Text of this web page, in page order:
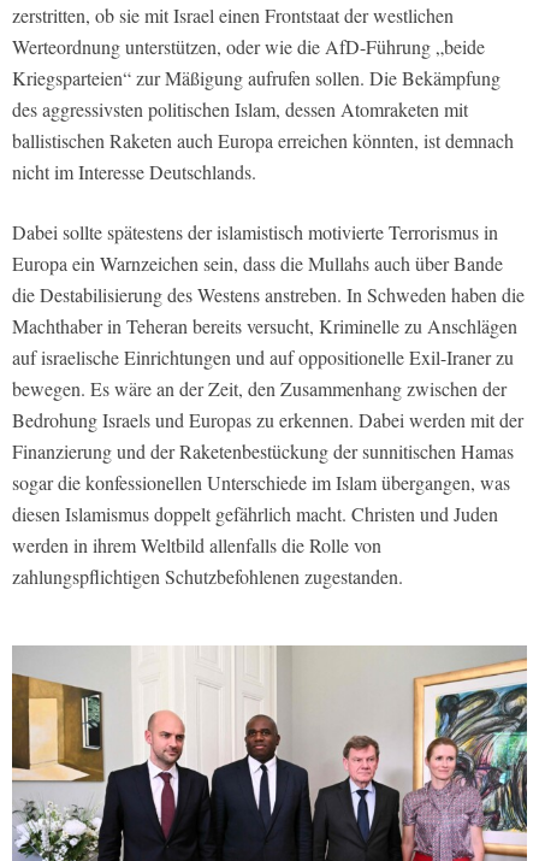
zerstritten, ob sie mit Israel einen Frontstaat der westlichen
Werteordnung unterstützen, oder wie die AfD-Führung „beide
Kriegsparteien“ zur Mäßigung aufrufen sollen. Die Bekämpfung
des aggressivsten politischen Islam, dessen Atomraketen mit
ballistischen Raketen auch Europa erreichen könnten, ist demnach
nicht im Interesse Deutschlands.
Dabei sollte spätestens der islamistisch motivierte Terrorismus in
Europa ein Warnzeichen sein, dass die Mullahs auch über Bande
die Destabilisierung des Westens anstreben. In Schweden haben die
Machthaber in Teheran bereits versucht, Kriminelle zu Anschlägen
auf israelische Einrichtungen und auf oppositionelle Exil-Iraner zu
bewegen. Es wäre an der Zeit, den Zusammenhang zwischen der
Bedrohung Israels und Europas zu erkennen. Dabei werden mit der
Finanzierung und der Raketenbestückung der sunnitischen Hamas
sogar die konfessionellen Unterschiede im Islam übergangen, was
diesen Islamismus doppelt gefährlich macht. Christen und Juden
werden in ihrem Weltbild allenfalls die Rolle von
zahlungspflichtigen Schutzbefohlenen zugestanden.